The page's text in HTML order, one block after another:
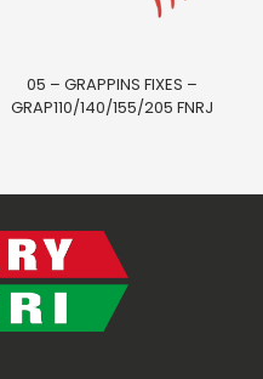
05 – GRAPPINS FIXES –
GRAP110/140/155/205 FNRJ